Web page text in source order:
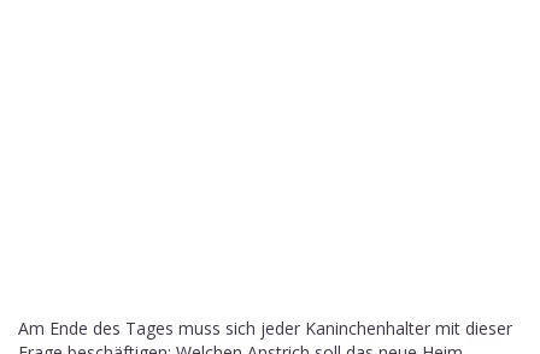
Am Ende des Tages muss sich jeder Kaninchenhalter mit dieser